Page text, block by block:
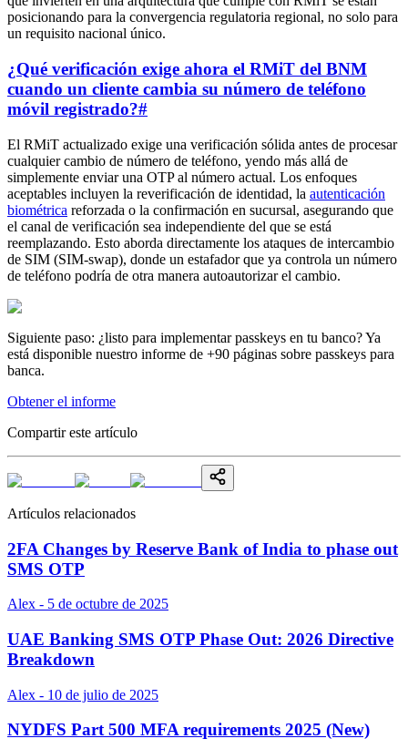
posicionando para la convergencia regulatoria regional, no solo para
un requisito nacional único.
¿Qué verificación exige ahora el RMiT del BNM
cuando un cliente cambia su número de teléfono
móvil registrado?#
El RMiT actualizado exige una verificación sólida antes de procesar
cualquier cambio de número de teléfono, yendo más allá de
simplemente enviar una OTP al número actual. Los enfoques
aceptables incluyen la reverificación de identidad, la autenticación
biométrica reforzada o la confirmación en sucursal, asegurando que
el canal de verificación sea independiente del que se está
reemplazando. Esto aborda directamente los ataques de intercambio
de SIM (SIM-swap), donde un estafador que ya controla un número
de teléfono podría de otra manera autoautorizar el cambio.
Siguiente paso: ¿listo para implementar passkeys en tu banco? Ya
está disponible nuestro informe de +90 páginas sobre passkeys para
banca.
Obtener el informe
Compartir este artículo
Artículos relacionados
2FA Changes by Reserve Bank of India to phase out
SMS OTP
Alex - 5 de octubre de 2025
UAE Banking SMS OTP Phase Out: 2026 Directive
Breakdown
Alex - 10 de julio de 2025
NYDFS Part 500 MFA requirements 2025 (New)